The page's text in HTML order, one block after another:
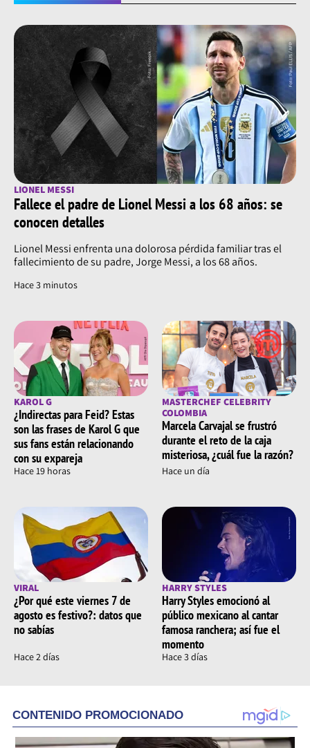
LIONEL MESSI
Fallece el padre de Lionel Messi a los 68 años: se
conocen detalles
Lionel Messi enfrenta una dolorosa pérdida familiar tras el
fallecimiento de su padre, Jorge Messi, a los 68 años.
Hace 3 minutos
KAROL G
¿Indirectas para Feid? Estas
son las frases de Karol G que
sus fans están relacionando
con su expareja
Hace 19 horas
MASTERCHEF CELEBRITY
COLOMBIA
Marcela Carvajal se frustró
durante el reto de la caja
misteriosa, ¿cuál fue la razón?
Hace un día
VIRAL
¿Por qué este viernes 7 de
agosto es festivo?: datos que
no sabías
Hace 2 días
HARRY STYLES
Harry Styles emocionó al
público mexicano al cantar
famosa ranchera; así fue el
momento
Hace 3 días